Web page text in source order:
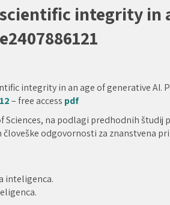
integrity in
integrity in an age of generative AI.
– free access pdf
na podlagi predhodnih študij
odgovornosti za znanstvena
inteligenca.